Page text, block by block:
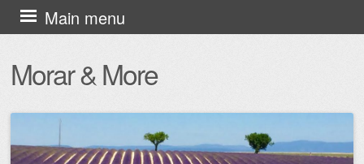
Morar & More
Main menu
Skip
to
content